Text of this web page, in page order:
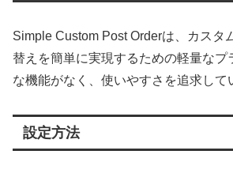
Simple Custom Post Orderは、カスタ
替えを簡単に実現するための軽量なプ
な機能がなく、使いやすさを追求して
設定方法